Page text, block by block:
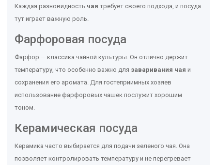
Каждая разновидность чая требует своего подхода, и посуда
тут играет важную роль.
Фарфоровая посуда
Фарфор — классика чайной культуры. Он отлично держит
температуру, что особенно важно для заваривания чая и
сохранения его аромата. Для гостеприимных хозяев
использование фарфоровых чашек послужит хорошим
тоном.
Керамическая посуда
Керамика часто выбирается для подачи зеленого чая. Она
позволяет контролировать температуру и не перегревает